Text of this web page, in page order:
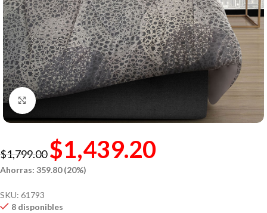
Click to enlarge
$1,799.00 $1,439.20
Ahorras: 359.80 (20%)
SKU: 61793
8 disponibles